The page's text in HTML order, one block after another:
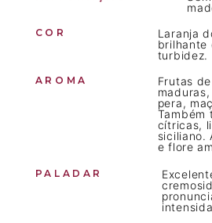
COR
Laranja
brilhante
turbidez.
AROMA
Frutas
pera,
Também
cítricas,
siciliano.
e flore
PALADAR